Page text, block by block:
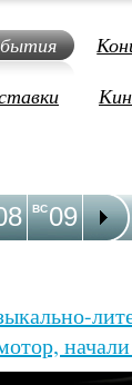
09
ВС 10
ПН